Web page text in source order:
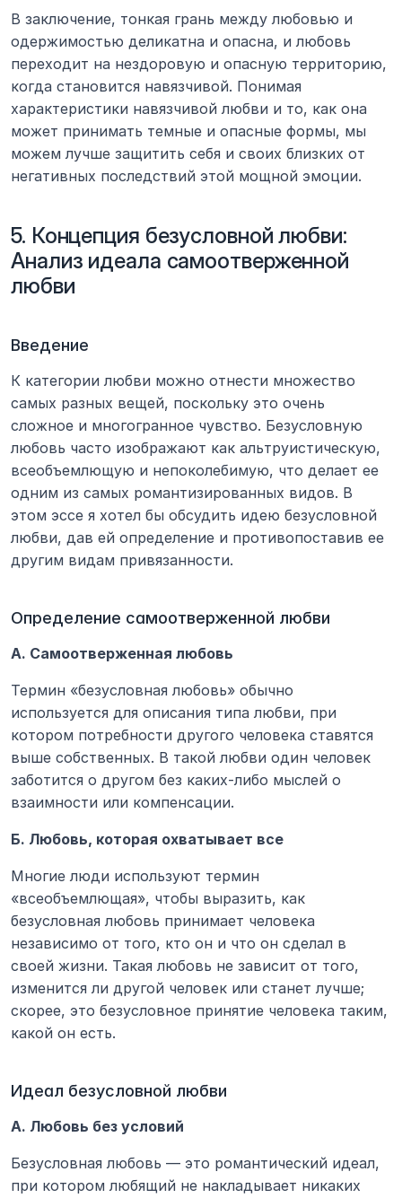
В заключение, тонкая грань между любовью и
одержимостью деликатна и опасна, и любовь
переходит на нездоровую и опасную территорию,
когда становится навязчивой. Понимая
характеристики навязчивой любви и то, как она
может принимать темные и опасные формы, мы
можем лучше защитить себя и своих близких от
негативных последствий этой мощной эмоции.
5. Концепция безусловной любви:
Анализ идеала самоотверженной
любви
Введение
К категории любви можно отнести множество
самых разных вещей, поскольку это очень
сложное и многогранное чувство. Безусловную
любовь часто изображают как альтруистическую,
всеобъемлющую и непоколебимую, что делает ее
одним из самых романтизированных видов. В
этом эссе я хотел бы обсудить идею безусловной
любви, дав ей определение и противопоставив ее
другим видам привязанности.
Определение самоотверженной любви
А. Самоотверженная любовь
Термин «безусловная любовь» обычно
используется для описания типа любви, при
котором потребности другого человека ставятся
выше собственных. В такой любви один человек
заботится о другом без каких-либо мыслей о
взаимности или компенсации.
Б. Любовь, которая охватывает все
Многие люди используют термин
«всеобъемлющая», чтобы выразить, как
безусловная любовь принимает человека
независимо от того, кто он и что он сделал в
своей жизни. Такая любовь не зависит от того,
изменится ли другой человек или станет лучше;
скорее, это безусловное принятие человека таким,
какой он есть.
Идеал безусловной любви
А. Любовь без условий
Безусловная любовь — это романтический идеал,
при котором любящий не накладывает никаких